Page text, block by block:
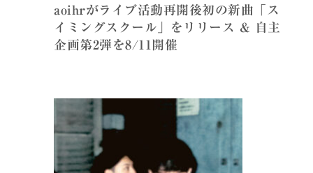
aoihrがライブ活動再開後初の新曲「ス
イミングスクール」をリリース & 自主
企画第2弾を8/11開催